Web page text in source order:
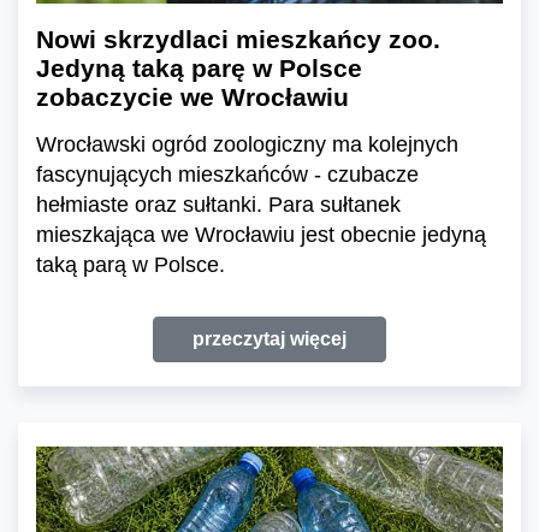
Nowi skrzydlaci mieszkańcy zoo.
Jedyną taką parę w Polsce
zobaczycie we Wrocławiu
Wrocławski ogród zoologiczny ma kolejnych
fascynujących mieszkańców - czubacze
hełmiaste oraz sułtanki. Para sułtanek
mieszkająca we Wrocławiu jest obecnie jedyną
taką parą w Polsce.
przeczytaj więcej